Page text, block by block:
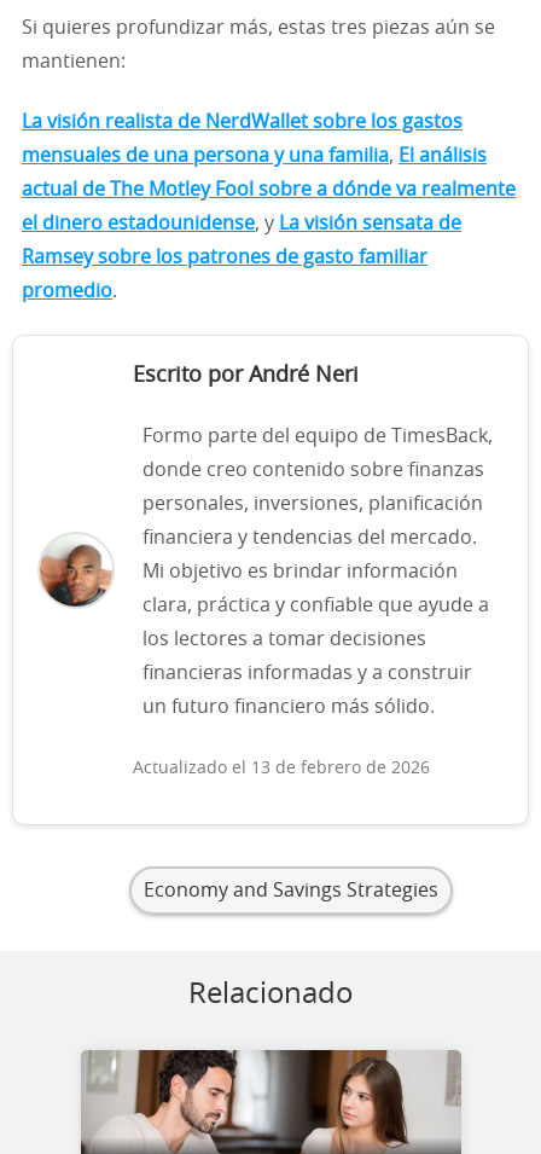
Si quieres profundizar más, estas tres piezas aún se
mantienen:
La visión realista de NerdWallet sobre los gastos
mensuales de una persona y una familia, El análisis
actual de The Motley Fool sobre a dónde va realmente
el dinero estadounidense, y La visión sensata de
Ramsey sobre los patrones de gasto familiar
promedio.
Escrito por André Neri
Formo parte del equipo de TimesBack,
donde creo contenido sobre finanzas
personales, inversiones, planificación
financiera y tendencias del mercado.
Mi objetivo es brindar información
clara, práctica y confiable que ayude a
los lectores a tomar decisiones
financieras informadas y a construir
un futuro financiero más sólido.
Actualizado el 13 de febrero de 2026
Economy and Savings Strategies
Relacionado